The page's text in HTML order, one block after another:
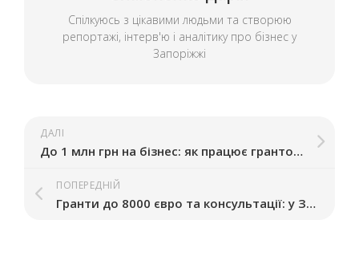
Спілкуюсь з цікавими людьми та створюю
репортажі, інтерв'ю і аналітику про бізнес у
Запоріжжі
ДАЛІ
До 1 млн грн на бізнес: як працює грантова підтримка бізнесу в Запорізькій області
ПОПЕРЕДНІЙ
Гранти до 8000 євро та консультації: у Запорізькій області стартує нова програма підтримки бізнесу